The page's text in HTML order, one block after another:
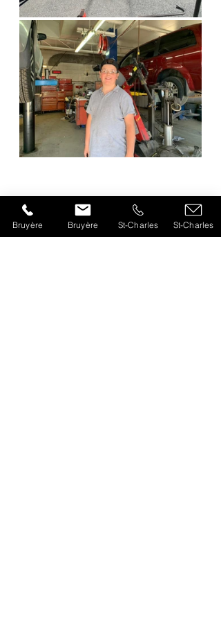
Bruyère Bruyère St-Charles St-Charles